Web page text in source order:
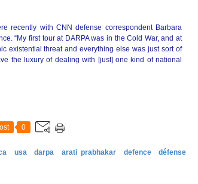
recently with CNN defense correspondent Barbara
“My first tour at DARPA was in the Cold War, and at
existential threat and everything else was just sort of
the luxury of dealing with [just] one kind of national
0
usa darpa arati prabhakar defence
défense